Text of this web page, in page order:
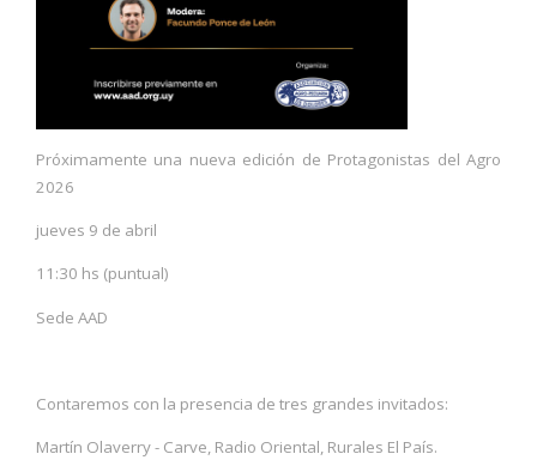
Próximamente una nueva edición de Protagonistas del Agro
2026
jueves 9 de abril
11:30 hs (puntual)
Sede AAD
Contaremos con la presencia de tres grandes invitados:
Martín Olaverry - Carve, Radio Oriental, Rurales El País.